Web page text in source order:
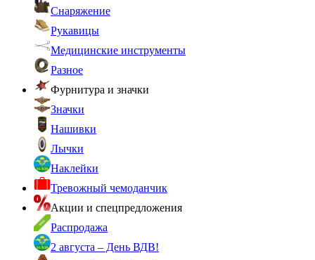
Снаряжение
Рукавицы
Медицинские инструменты
Разное
Фурнитура и значки
Значки
Нашивки
Лычки
Наклейки
Тревожный чемоданчик
Акции и спецпредложения
Распродажа
2 августа – День ВДВ!